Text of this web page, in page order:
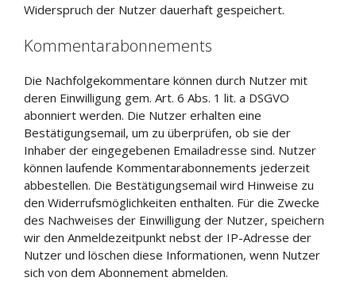
Widerspruch der Nutzer dauerhaft gespeichert.
Kommentarabonnements
Die Nachfolgekommentare können durch Nutzer mit
deren Einwilligung gem. Art. 6 Abs. 1 lit. a DSGVO
abonniert werden. Die Nutzer erhalten eine
Bestätigungsemail, um zu überprüfen, ob sie der
Inhaber der eingegebenen Emailadresse sind. Nutzer
können laufende Kommentarabonnements jederzeit
abbestellen. Die Bestätigungsemail wird Hinweise zu
den Widerrufsmöglichkeiten enthalten. Für die Zwecke
des Nachweises der Einwilligung der Nutzer, speichern
wir den Anmeldezeitpunkt nebst der IP-Adresse der
Nutzer und löschen diese Informationen, wenn Nutzer
sich von dem Abonnement abmelden.